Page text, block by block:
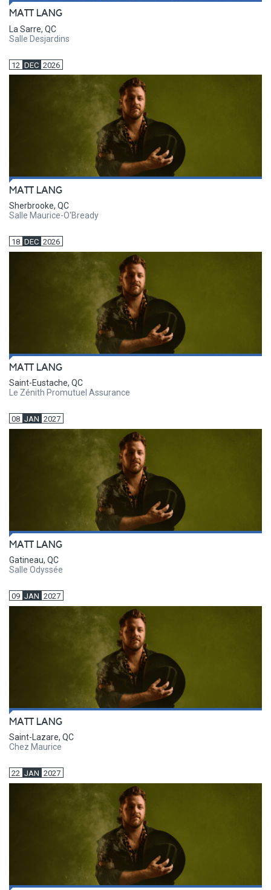
MATT LANG
La Sarre, QC
Salle Desjardins
12 DEC 2026
MATT LANG
Sherbrooke, QC
Salle Maurice-O'Bready
18 DEC 2026
MATT LANG
Saint-Eustache, QC
Le Zénith Promutuel Assurance
08 JAN 2027
MATT LANG
Gatineau, QC
Salle Odyssée
09 JAN 2027
MATT LANG
Saint-Lazare, QC
Chez Maurice
22 JAN 2027